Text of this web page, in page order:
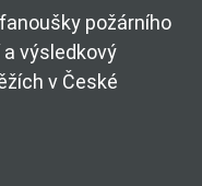
požárního
výsledkový
v České